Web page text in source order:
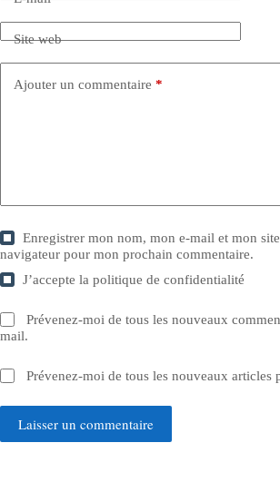
Site web
Ajouter un commentaire *
Enregistrer mon nom, mon e-mail et mon
navigateur pour mon prochain commentaire.
J’accepte lapolitique de confidentialité
Prévenez-moi de tous les nouveaux
mail.
Prévenez-moi de tous les nouveaux articles
Laisser un commentaire